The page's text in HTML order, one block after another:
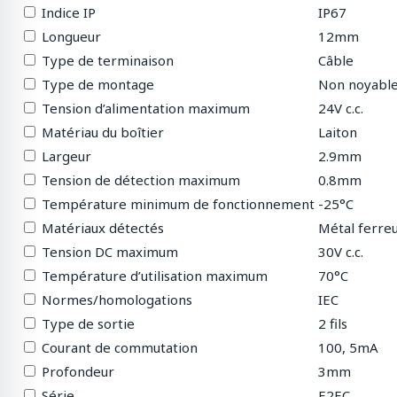
Indice IP
IP67
Longueur
12mm
Type de terminaison
Câble
Type de montage
Non
Tension d’alimentation maximum
24V c.c.
Matériau du boîtier
Laiton
Largeur
2.9mm
Tension de détection maximum
0.8mm
Température minimum de fonctionnement -25°C
Matériaux détectés
Métal
Tension DC maximum
30V c.c.
Température d’utilisation maximum
70°C
Normes/homologations
IEC
Type de sortie
2 fils
Courant de commutation
100, 5mA
Profondeur
3mm